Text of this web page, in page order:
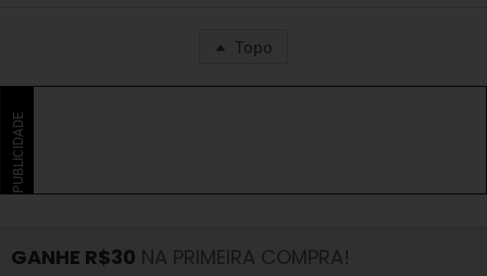
Topo
PUBLICIDADE
GANHE R$30 NA PRIMEIRA COMPRA!